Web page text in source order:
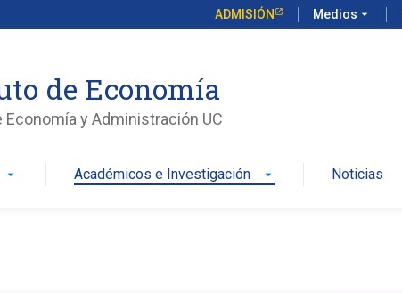
ADMISIÓN Medios arrow_drop_down
de Economía
Economía y Administración UC
arrow_drop_down Académicos e Investigación arrow_drop_down Noticias